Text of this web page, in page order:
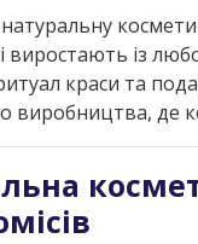
виростають із
краси та
виробництва, де